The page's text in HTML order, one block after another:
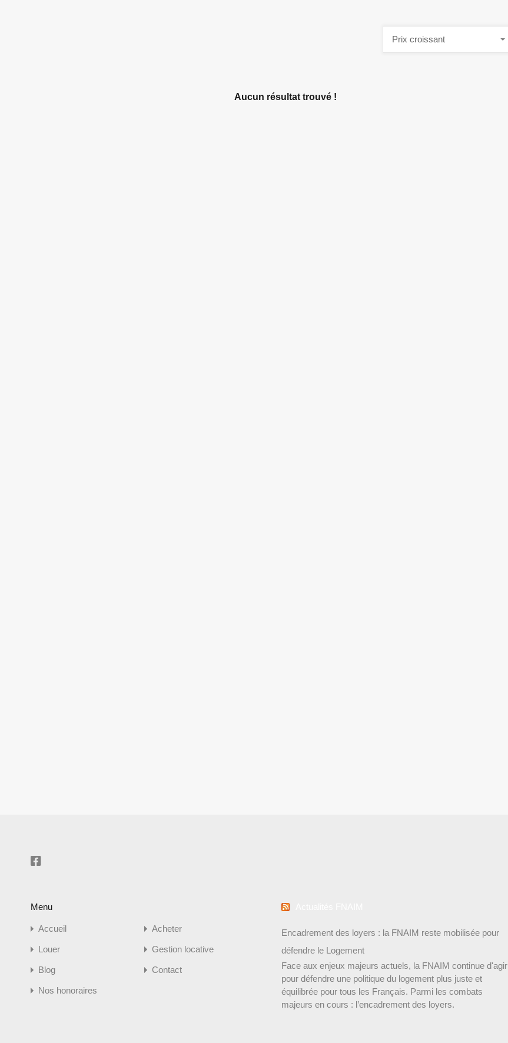
Prix croissant
Aucun résultat trouvé !
Menu
Accueil Acheter
Louer Gestion locative
Blog Contact
Nos honoraires
Encadrement des loyers : la FNAIM reste mobilisée pour
défendre le Logement
Face aux enjeux majeurs actuels, la FNAIM continue d'agir
pour défendre une politique du logement plus juste et
équilibrée pour tous les Français. Parmi les combats
majeurs en cours : l’encadrement des loyers.